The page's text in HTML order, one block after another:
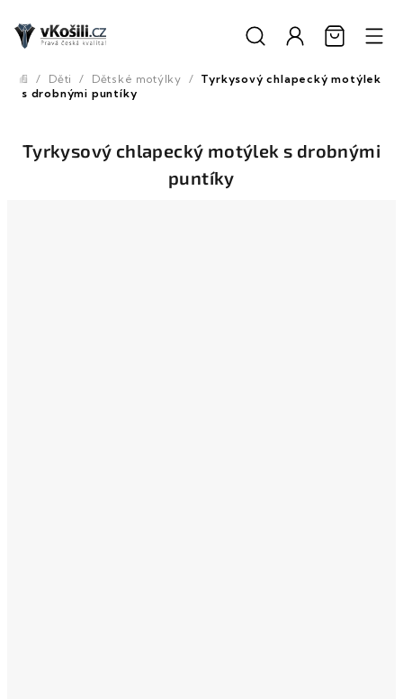
obsah
Domů
/ Děti / Dětské motýlky / Tyrkysový chlapecký motýlek
s drobnými puntíky
Tyrkysový chlapecký motýlek s drobnými
puntíky